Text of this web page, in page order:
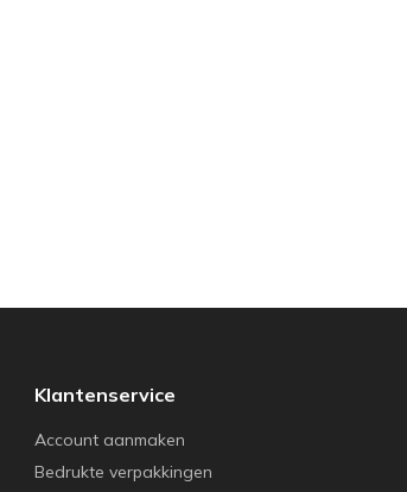
Klantenservice
Account aanmaken
Bedrukte verpakkingen